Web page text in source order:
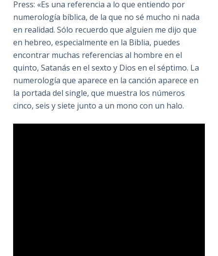
Press: «Es una referencia a lo que entiendo por
numerología bíblica, de la que no sé mucho ni nada
en realidad. Sólo recuerdo que alguien me dijo que
en hebreo, especialmente en la Biblia, puedes
encontrar muchas referencias al hombre en el
quinto, Satanás en el sexto y Dios en el séptimo. La
numerología que aparece en la canción aparece en
la portada del single, que muestra los números
cinco, seis y siete junto a un mono con un halo.